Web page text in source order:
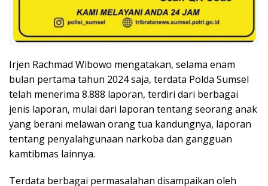
Irjen Rachmad Wibowo mengatakan, selama enam
bulan pertama tahun 2024 saja, terdata Polda Sumsel
telah menerima 8.888 laporan, terdiri dari berbagai
jenis laporan, mulai dari laporan tentang seorang anak
yang berani melawan orang tua kandungnya, laporan
tentang penyalahgunaan narkoba dan gangguan
kamtibmas lainnya.
Terdata berbagai permasalahan disampaikan oleh